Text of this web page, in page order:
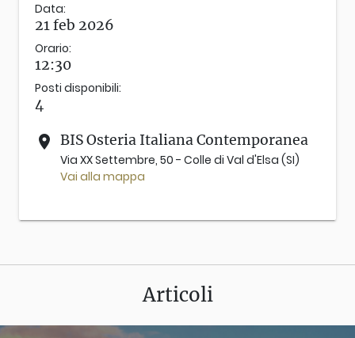
Data:
21 feb 2026
Orario:
12:30
Posti disponibili:
4
place BIS Osteria Italiana Contemporanea
Via XX Settembre, 50 - Colle di Val d'Elsa (SI)
Vai alla mappa
Articoli